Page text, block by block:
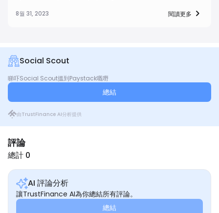
8월 31, 2023
閱讀更多
Social Scout
睇吓Social Scout搵到Paystack嘅嘢
總結
由TrustFinance AI分析提供
評論
總計 0
AI 評論分析
讓TrustFinance AI為你總結所有評論。
總結